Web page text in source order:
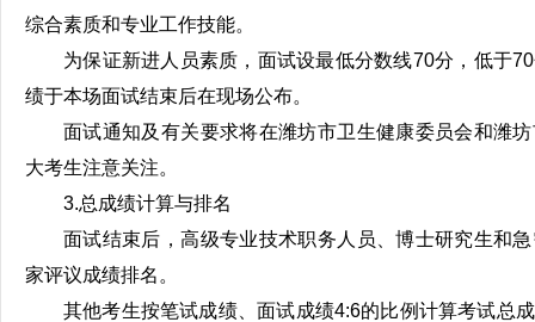
综合素质和专业工作技能。
为保证新进人员素质，面试设最低分数线70分，低于
绩于本场面试结束后在现场公布。
面试通知及有关要求将在潍坊市卫生健康委员会和潍
大考生注意关注。
3.总成绩计算与排名
面试结束后，高级专业技术职务人员、博士研究生和
家评议成绩排名。
其他考生按笔试成绩、面试成绩4:6的比例计算考试总